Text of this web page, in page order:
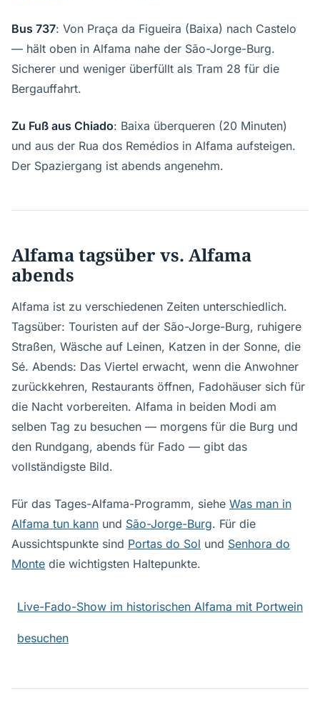
Bus 737: Von Praça da Figueira (Baixa) nach Castelo
— hält oben in Alfama nahe der São-Jorge-Burg.
Sicherer und weniger überfüllt als Tram 28 für die
Bergauffahrt.
Zu Fuß aus Chiado: Baixa überqueren (20 Minuten)
und aus der Rua dos Remédios in Alfama aufsteigen.
Der Spaziergang ist abends angenehm.
Alfama tagsüber vs. Alfama
abends
Alfama ist zu verschiedenen Zeiten unterschiedlich.
Tagsüber: Touristen auf der São-Jorge-Burg, ruhigere
Straßen, Wäsche auf Leinen, Katzen in der Sonne, die
Sé. Abends: Das Viertel erwacht, wenn die Anwohner
zurückkehren, Restaurants öffnen, Fadohäuser sich für
die Nacht vorbereiten. Alfama in beiden Modi am
selben Tag zu besuchen — morgens für die Burg und
den Rundgang, abends für Fado — gibt das
vollständigste Bild.
Für das Tages-Alfama-Programm, siehe Was man in
Alfama tun kann und São-Jorge-Burg. Für die
Aussichtspunkte sind Portas do Sol und Senhora do
Monte die wichtigsten Haltepunkte.
Live-Fado-Show im historischen Alfama mit Portwein
besuchen